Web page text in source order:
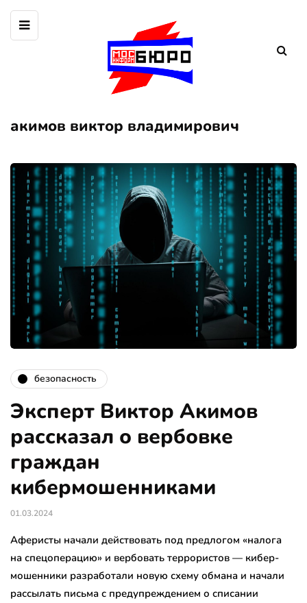
акимов виктор владимирович
безопасность
Эксперт Виктор Акимов
рассказал о вербовке
граждан
кибермошенниками
01.03.2024
Аферисты начали действовать под предлогом «налога
на спецоперацию» и вербовать террористов — кибер-
мошенники разработали новую схему обмана и начали
рассылать письма с предупреждением о списании